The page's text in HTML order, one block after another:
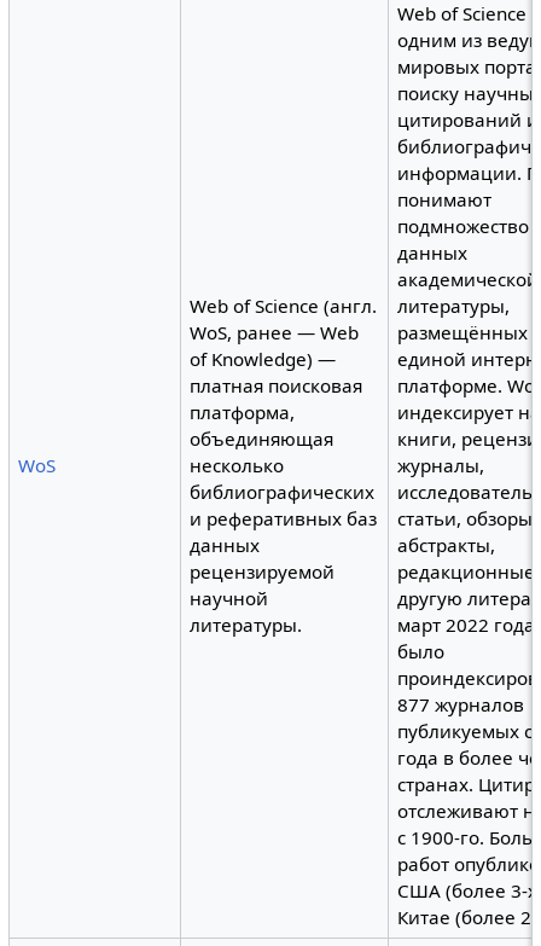
WoS
Web of Science (англ.
WoS, ранее — Web
of Knowledge) —
платная поисковая
платформа,
объединяющая
несколько
библиографических
и реферативных баз
данных
рецензируемой
научной
литературы.
Web of Science
одним из
мировых
поиску
цитирований и
информации.
понимают
подмножество
данных
академической
литературы,
размещённых
единой
платформе.
индексирует
книги,
журналы,
статьи, обзоры
абстракты,
редакционные
другую
март 2022 года
было
877 журналов
публикуемых с
года в более
странах.
отслеживают
с 1900-го.
работ
США (более 3-
Китае (более